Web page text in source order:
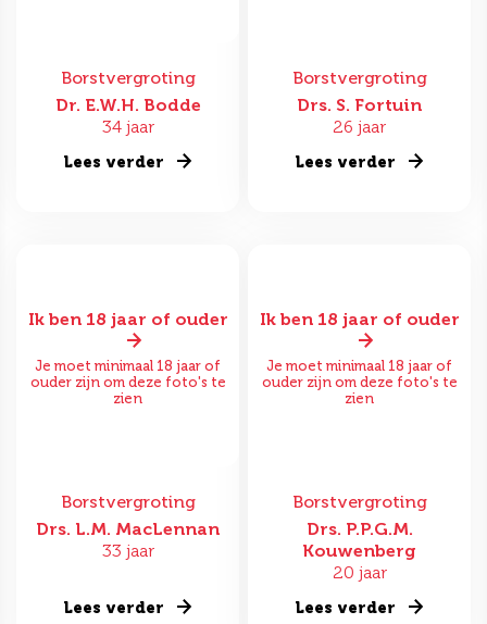
Borstvergroting
Dr. E.W.H. Bodde
34 jaar
Lees verder
Borstvergroting
Drs. S. Fortuin
26 jaar
Lees verder
Ik ben 18 jaar of ouder
Je moet minimaal 18 jaar of
ouder zijn om deze foto's te
zien
Borstvergroting
Drs. L.M. MacLennan
33 jaar
Lees verder
Ik ben 18 jaar of ouder
Je moet minimaal 18 jaar of
ouder zijn om deze foto's te
zien
Borstvergroting
Drs. P.P.G.M.
Kouwenberg
20 jaar
Lees verder